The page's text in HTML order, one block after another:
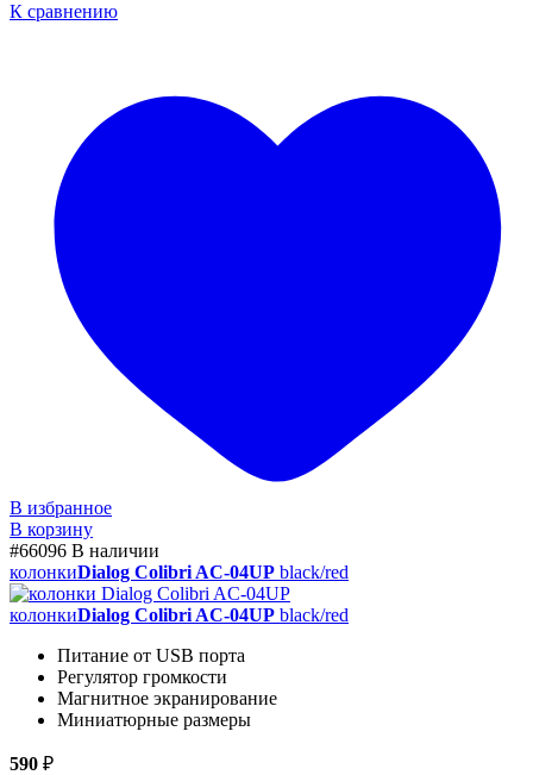
К сравнению
В избранное
В корзину
#66096 В наличии
колонкиDialog Colibri AC-04UP black/red
колонкиDialog Colibri AC-04UP black/red
Питание от USB порта
Регулятор громкости
Магнитное экранирование
Миниатюрные размеры
590 ₽